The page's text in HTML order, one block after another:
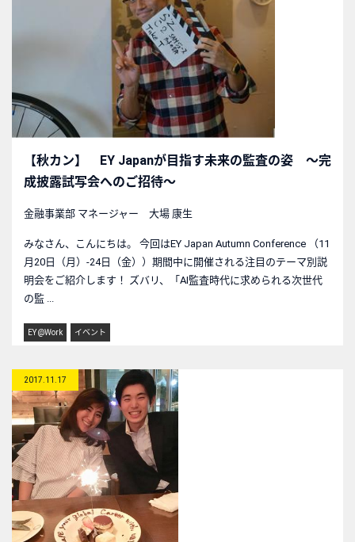
【秋カン】 EY Japanが目指す未来の監査の姿 ～完
成披露試写会へのご招待～
金融事業部 マネージャー 大場 康生
みなさん、こんにちは。 今回はEY Japan Autumn Conference （11
月20日（月）-24日（金））期間中に開催される注目のテーマ別説
明会をご紹介します！ ズバリ、「AI監査時代に求められる次世代
の監 ...
EY @Work イベント
2017.11.17